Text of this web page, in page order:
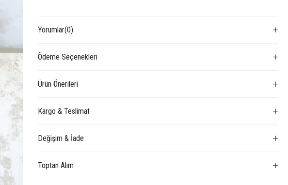
Yorumlar(0)
Ödeme Seçenekleri
Ürün Önerileri
Kargo & Teslimat
Değişim & İade
Toptan Alım